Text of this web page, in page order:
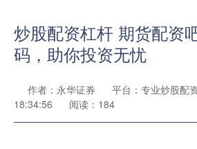
炒股配资杠杆 期货配资
码，助你投资无忧
作者：永华证券 平台：专业炒股配
18:34:56
阅读：184